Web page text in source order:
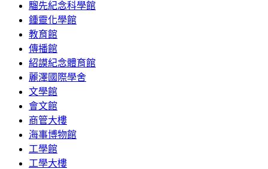
騮先紀念科學館
鍾靈化學館
教育館
傳播館
紹謨紀念體育館
麗澤國際學舍
文學館
會文館
商管大樓
海事博物館
工學館
工學大樓